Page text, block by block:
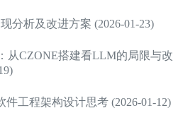
分析及改进方案 (2026-01-23)
从CZONE搭建看LLM的局限与改
件工程架构设计思考 (2026-01-12)